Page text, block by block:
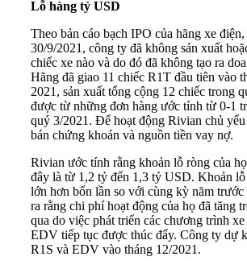
Lỗ hàng tỷ USD
Theo bản cáo bạch IPO của hãng xe
30/9/2021, công ty đã không sản xuất
chiếc xe nào và do đó đã không tạo ra
Hãng đã giao 11 chiếc R1T đầu tiên vào
2021, sản xuất tổng cộng 12 chiếc trong
được từ những đơn hàng ước tính từ 0-1
quý 3/2021. Để hoạt động Rivian chủ
bán chứng khoán và nguồn tiền vay nợ.
Rivian ước tính rằng khoản lỗ ròng của
đây là từ 1,2 tỷ đến 1,3 tỷ USD. Khoản
lớn hơn bốn lần so với cùng kỳ năm
ra rằng chi phí hoạt động của họ đã tăng
qua do việc phát triển các chương trình
EDV tiếp tục được thúc đẩy. Công ty dự
R1S và EDV vào tháng 12/2021.